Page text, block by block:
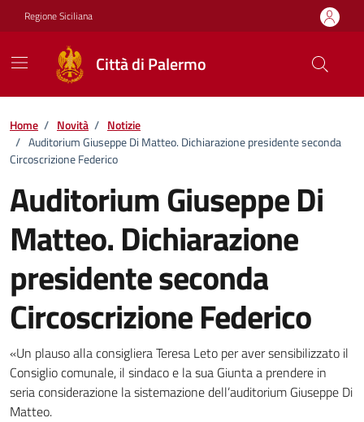
Vai ai contenuti
Vai al footer
Regione Siciliana
Città di Palermo
Home / Novità / Notizie
/ Auditorium Giuseppe Di Matteo. Dichiarazione presidente seconda
Circoscrizione Federico
Auditorium Giuseppe Di
Matteo. Dichiarazione
presidente seconda
Circoscrizione Federico
Dettagli della notizia
«Un plauso alla consigliera Teresa Leto per aver sensibilizzato il
Consiglio comunale, il sindaco e la sua Giunta a prendere in
seria considerazione la sistemazione dell’auditorium Giuseppe Di
Matteo.